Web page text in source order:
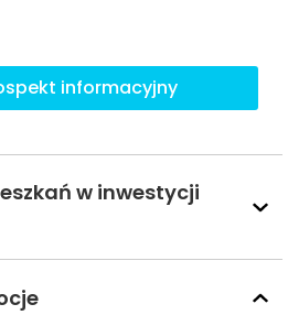
informacyjny
w inwestycji